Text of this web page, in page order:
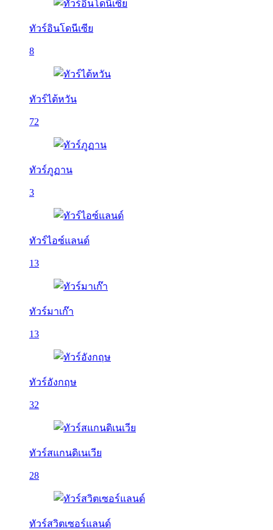
ทัวร์อินโดนีเซีย
8
ทัวร์ไต้หวัน
72
ทัวร์ภูฏาน
3
ทัวร์ไอซ์แลนด์
13
ทัวร์มาเก๊า
13
ทัวร์อังกฤษ
32
ทัวร์สแกนดิเนเวีย
28
ทัวร์สวิตเซอร์แลนด์